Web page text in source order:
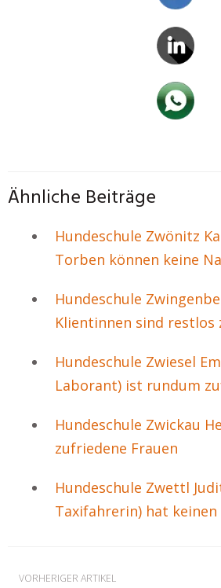
Ähnliche Beiträge
Hundeschule Zwönitz
Torben können keine
Hundeschule
Klientinnen sind restlos
Hundeschule Zwiesel
Laborant) ist rundum
Hundeschule Zwickau
zufriedene Frauen
Hundeschule Zwettl
Taxifahrerin) hat keinen
VORHERIGER ARTIKEL